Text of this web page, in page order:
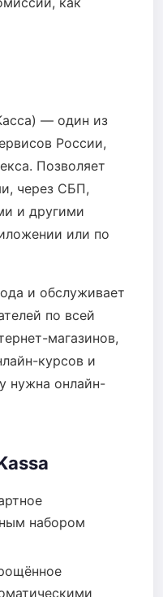
— один из
России,
Позволяет
через СБП,
и другими
или по
и обслуживает
по всей
магазинов,
курсов и
нужна онлайн-
набором